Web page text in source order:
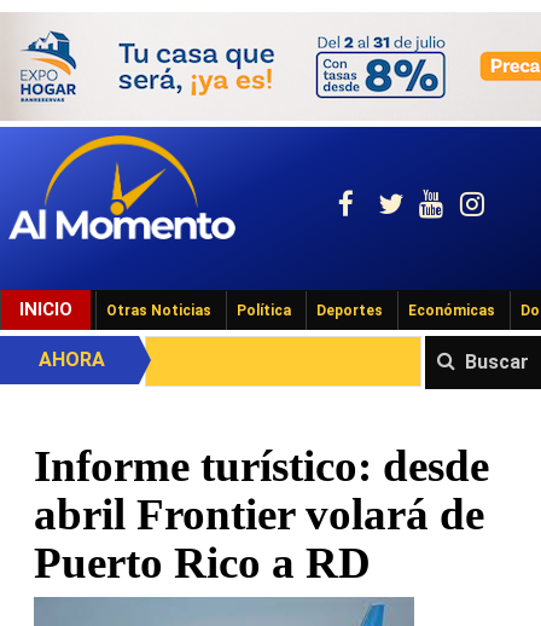
INICIO Otras Noticias Política Deportes Económicas
Buscar
AHORA
Informe turístico: desde
abril Frontier volará de
Puerto Rico a RD